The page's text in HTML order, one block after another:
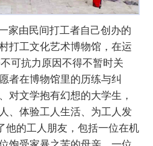
家由民间打工者自己创办的
工文化艺术博物馆，在运
可抗力原因不得不暂时关
者在博物馆里的历练与纠
对文学抱有幻想的大学生，
、体验工人生活、为工人发
他的工人朋友，包括一位在机